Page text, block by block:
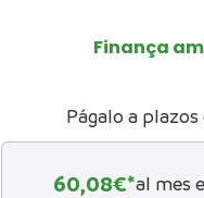
Finança
Págalo a plazos
60,08€*al mes